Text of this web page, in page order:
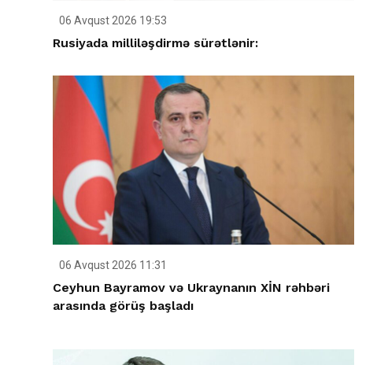
06 Avqust 2026 19:53
Rusiyada milliləşdirmə sürətlənir:
06 Avqust 2026 11:31
Ceyhun Bayramov və Ukraynanın XİN rəhbəri
arasında görüş başladı